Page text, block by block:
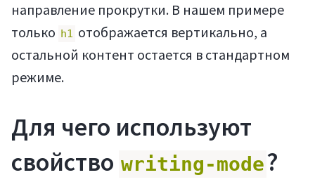
направление прокрутки. В нашем примере
только h1 отображается вертикально, а
остальной контент остается в стандартном
режиме.
Для чего используют
свойство writing-mode?